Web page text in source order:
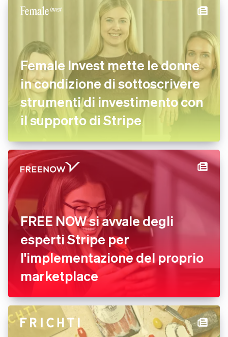
Female Invest mette le donne
in condizione di sottoscrivere
strumenti di investimento con
il supporto di Stripe
FREE NOW si avvale degli
esperti Stripe per
l'implementazione del proprio
marketplace